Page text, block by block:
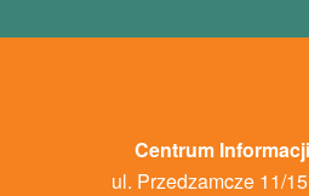
Centrum
ul. Przedzamcze 11/